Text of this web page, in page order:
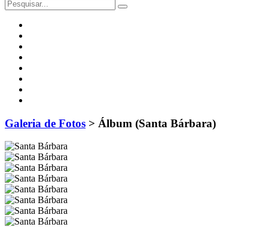
Galeria de Fotos > Álbum (Santa Bárbara)